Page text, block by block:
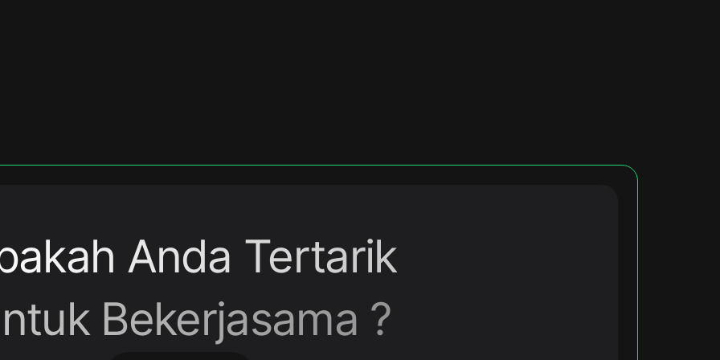
Anda Tertarik
Bekerjasama ?